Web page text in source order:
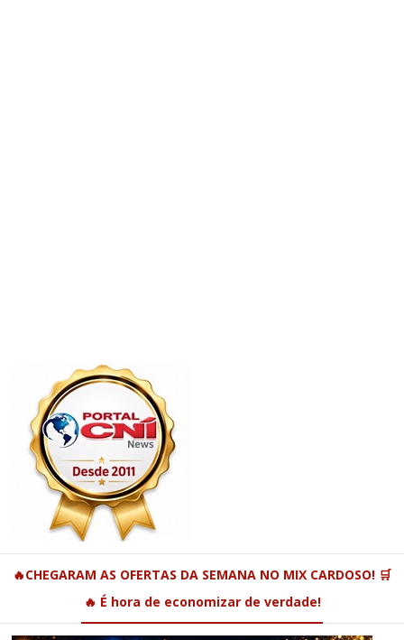
🔥CHEGARAM AS OFERTAS DA SEMANA NO MIX CARDOSO! 🛒
🔥 É hora de economizar de verdade!